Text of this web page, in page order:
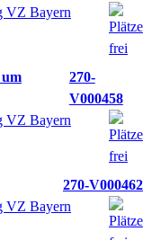
VZ Bayern
270-
V000458
VZ Bayern
270-V000462
VZ Bayern